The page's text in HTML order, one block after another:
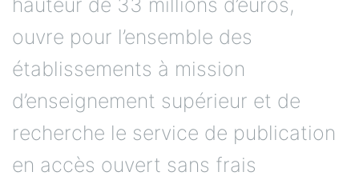
ouvre pour l’ensemble des
établissements à mission
d’enseignement supérieur et de
recherche le service de publication
en accès ouvert sans frais